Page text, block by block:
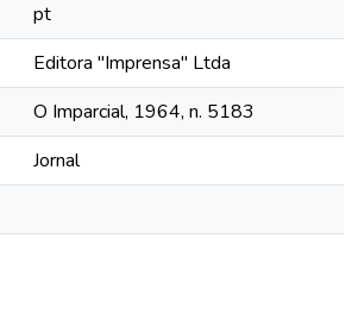
pt
Editora "Imprensa" Ltda
O Imparcial, 1964, n. 5183
Jornal